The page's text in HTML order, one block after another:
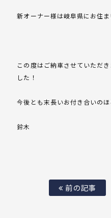
新オーナー様は岐阜県にお住ま
この度はご納車させていただ
した！
今後とも末長いお付き合いのほ
鈴木
前の記事